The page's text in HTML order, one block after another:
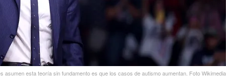
asumen esta teoría sin fundamento es que los casos de autismo aumentan. Foto Wikimedia